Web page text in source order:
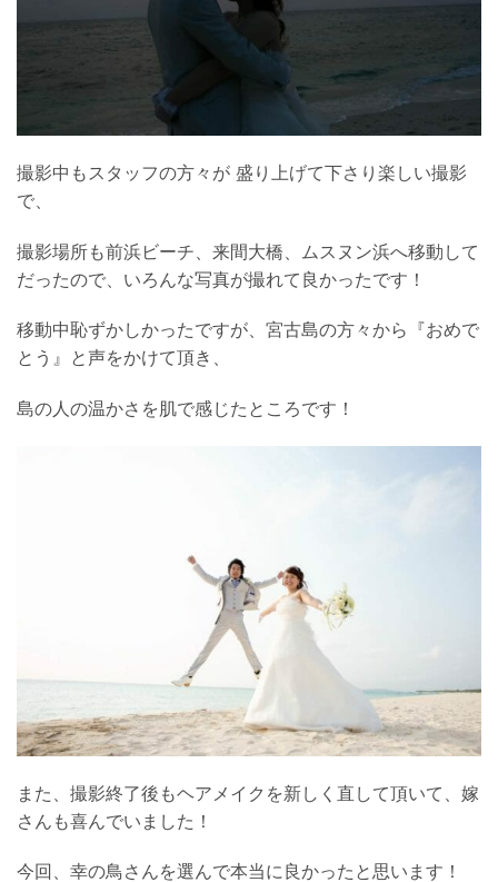
撮影中もスタッフの方々が 盛り上げて下さり楽しい撮影
で、
撮影場所も前浜ビーチ、来間大橋、ムスヌン浜へ移動して
だったので、いろんな写真が撮れて良かったです！
移動中恥ずかしかったですが、宮古島の方々から『おめで
とう』と声をかけて頂き、
島の人の温かさを肌で感じたところです！
また、撮影終了後もヘアメイクを新しく直して頂いて、嫁
さんも喜んでいました！
今回、幸の鳥さんを選んで本当に良かったと思います！